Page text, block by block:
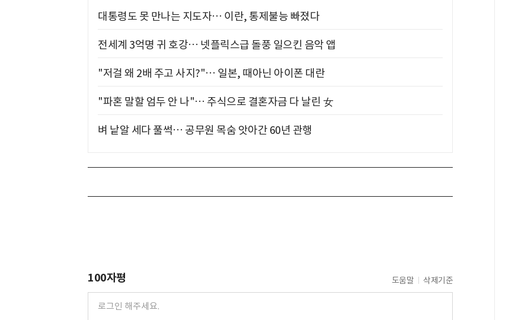
대통령도 못 만나는 지도자… 이란, 통제불능 빠졌다
전세계 3억명 귀 호강… 넷플릭스급 돌풍 일으킨 음악 앱
"저걸 왜 2배 주고 사지?"… 일본, 때아닌 아이폰 대란
"파혼 말할 엄두 안 나"… 주식으로 결혼자금 다 날린 女
벼 낱알 세다 풀썩… 공무원 목숨 앗아간 60년 관행
100자평 도움말 삭제기준